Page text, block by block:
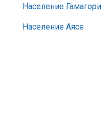
Население Гамагори
Население Аясе